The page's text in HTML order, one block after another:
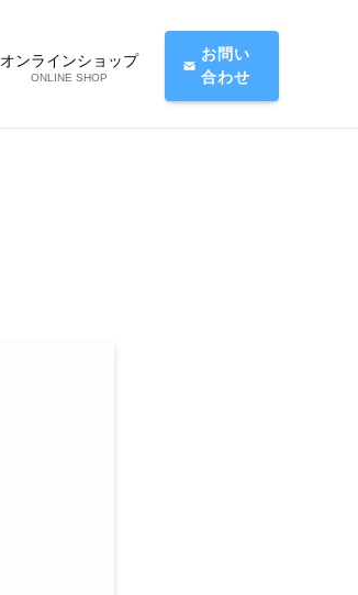
オンラインショップ
ONLINE SHOP
お問い
合わせ